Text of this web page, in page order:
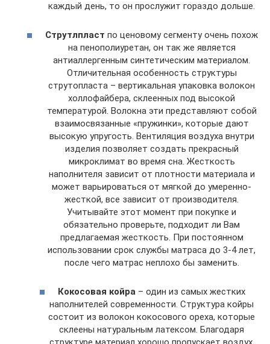
каждый день, то он прослужит гораздо дольше.
Струтлпласт по ценовому сегменту очень похож
на пенополиуретан, он так же является
антиаллергенным синтетическим материалом.
Отличительная особенность структуры
струтопласта – вертикальная упаковка волокон
холлофайбера, склеенных под высокой
температурой. Волокна эти представляют собой
взаимосвязанные «пружинки», которые дают
высокую упругость. Вентиляция воздуха внутри
изделия позволяет создать прекрасный
микроклимат во время сна. Жесткость
наполнителя зависит от плотности материала и
может варьироваться от мягкой до умеренно-
жесткой, все зависит от производителя.
Учитывайте этот момент при покупке и
обязательно проверьте, подходит ли Вам
предлагаемая жесткость. При постоянном
использовании срок службы матраса до 3-4 лет,
после чего матрас неплохо бы заменить.
Кокосовая койра – один из самых жестких
наполнителей современности. Структура койры
состоит из волокон кокосового ореха, которые
склеены натуральным латексом. Благодаря